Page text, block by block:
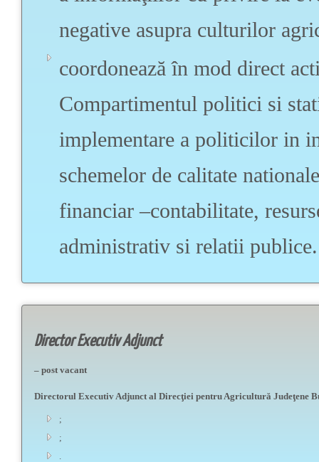
negative asupra culturilor
coordonează în mod direct
Compartimentul politici si
implementare a politicilor in
schemelor de calitate
financiar –contabilitate,
administrativ si relatii publice.
Director Executiv Adjunct
– post vacant
Directorul Executiv Adjunct al Direcţiei pentru Agricultură Judeţene
;
;
.